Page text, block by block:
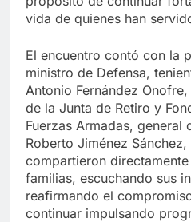
vida de quienes han
El encuentro contó con la
ministro de Defensa,
Antonio Fernández
de la Junta de Retiro y
Fuerzas Armadas, general
Roberto Jiménez Sánchez,
compartieron
familias, escuchando sus
reafirmando el
continuar impulsando